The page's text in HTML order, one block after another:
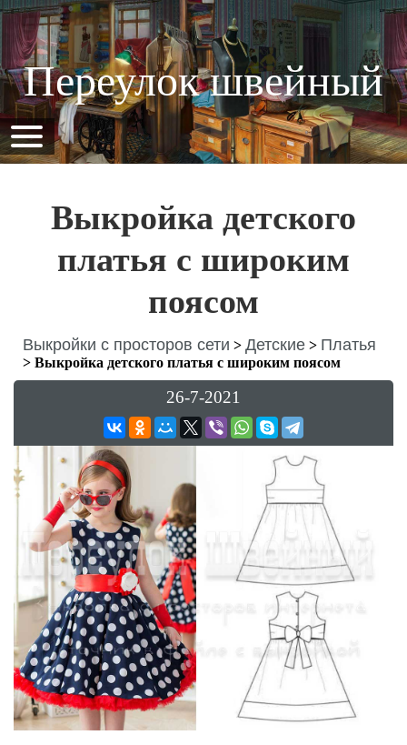
Переулок швейный
Выкройка детского
платья с широким
поясом
Выкройки с просторов сети > Детские > Платья
> Выкройка детского платья с широким поясом
26-7-2021